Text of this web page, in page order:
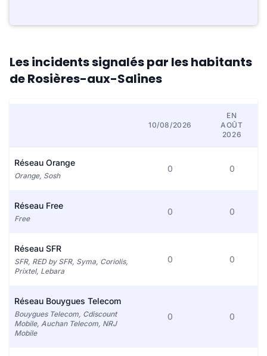
Les incidents signalés par les habitants
de Rosières-aux-Salines
10/08/2026
EN
AOÛT
2026
Réseau Orange
Orange, Sosh
0 0
Réseau Free
Free
0 0
Réseau SFR
SFR, RED by SFR, Syma, Coriolis,
Prixtel, Lebara
0 0
Réseau Bouygues Telecom
Bouygues Telecom, Cdiscount
Mobile, Auchan Telecom, NRJ
Mobile
0 0